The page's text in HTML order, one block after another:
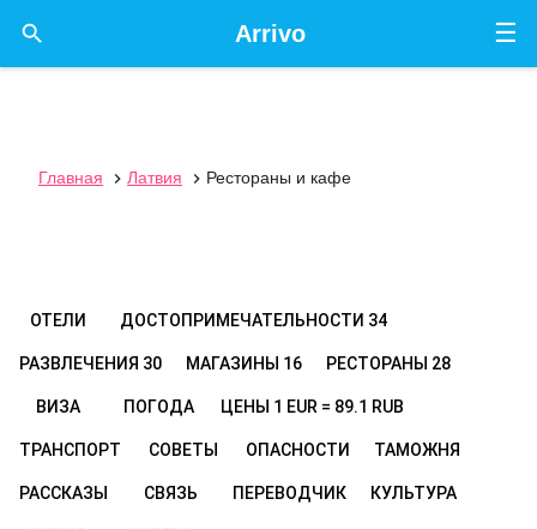
☰
Arrivo

Главная  Латвия  Рестораны и кафе
ОТЕЛИ ДОСТОПРИМЕЧАТЕЛЬНОСТИ 34
РАЗВЛЕЧЕНИЯ 30 МАГАЗИНЫ 16 РЕСТОРАНЫ 28
ВИЗА ПОГОДА ЦЕНЫ 1 EUR = 89.1 RUB
ТРАНСПОРТ СОВЕТЫ ОПАСНОСТИ ТАМОЖНЯ
РАССКАЗЫ СВЯЗЬ ПЕРЕВОДЧИК КУЛЬТУРА